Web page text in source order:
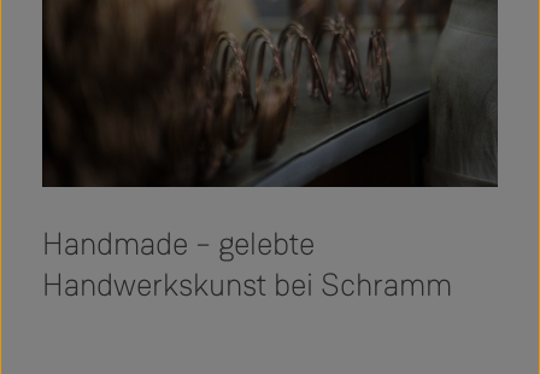
Handmade – gelebte
Handwerkskunst bei Schramm